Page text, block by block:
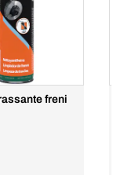
freni